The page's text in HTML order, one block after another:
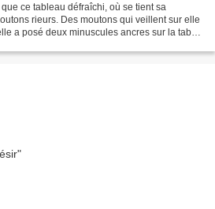
ce tableau défraîchi, où se tient sa
rieurs. Des moutons qui veillent sur elle
a posé deux minuscules ancres sur la table